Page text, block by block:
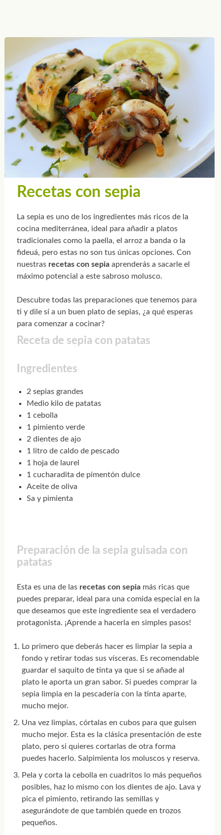
Recetas con sepia
La sepia es uno de los ingredientes más ricos de la
cocina mediterránea, ideal para añadir a platos
tradicionales como la paella, el arroz a banda o la
fideuá, pero estas no son tus únicas opciones. Con
nuestras recetas con sepiaaprenderás a sacarle el
máximo potencial a este sabroso molusco.
Descubre todas las preparaciones que tenemos para
ti y dile sí a un buen plato de sepias, ¿a qué esperas
para comenzar a cocinar?
Receta de sepia con patatas
Ingredientes
2 sepias grandes
Medio kilo de patatas
1 cebolla
1 pimiento verde
2 dientes de ajo
1 litro de caldo de pescado
1 hoja de laurel
1 cucharadita de pimentón dulce
Aceite de oliva
Sa y pimienta
Preparación de la sepia guisada con
patatas
Esta es una de lasrecetas con sepiamás ricas que
puedes preparar, ideal para una comida especial en la
que deseamos que este ingrediente sea el verdadero
protagonista. ¡Aprende a hacerla en simples pasos!
Lo primero que deberás hacer es limpiar la sepia a
fondo y retirar todas sus vísceras. Es recomendable
guardar el saquito de tinta ya que si se añade al
plato le aporta un gran sabor. Si puedes comprar la
sepia limpia en la pescadería con la tinta aparte,
mucho mejor.
Una vez limpias, córtalas en cubos para que guisen
mucho mejor. Esta es la clásica presentación de este
plato, pero si quieres cortarlas de otra forma
puedes hacerlo. Salpimienta los moluscos y reserva.
Pela y corta la cebolla en cuadritos lo más pequeños
posibles, haz lo mismo con los dientes de ajo. Lava y
pica el pimiento, retirando las semillas y
asegurándote de que también quede en trozos
pequeños.